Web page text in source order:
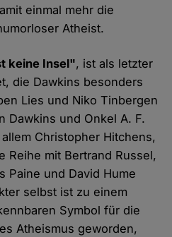
einmal mehr die
Atheist.
keine Insel", ist als letzter
die Dawkins besonders
Lies und Niko Tinbergen
Dawkins und Onkel A. F.
Christopher Hitchens,
Reihe mit Bertrand Russel,
Paine und David Hume
selbst ist zu einem
Symbol für die
Atheismus geworden,